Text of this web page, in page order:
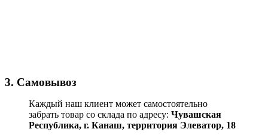
3. Самовывоз
Каждый наш клиент может самостоятельно
забрать товар со склада по адресу: Чувашская
Республика, г. Канаш, территория Элеватор, 18